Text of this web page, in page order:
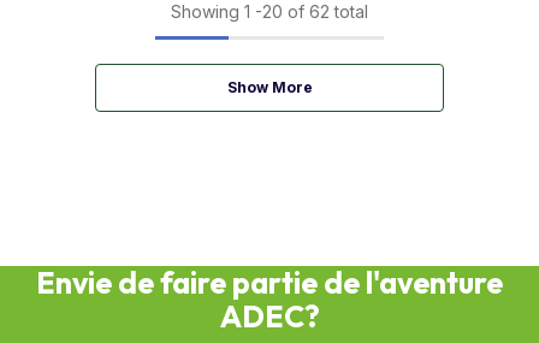
Showing 1 -20 of 62 total
Show More
Envie de faire partie de l'aventure
ADEC?